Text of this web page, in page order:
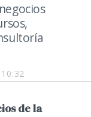
de la